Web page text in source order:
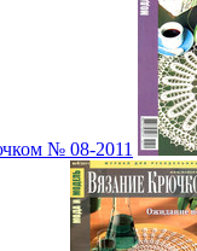
№ 08-2011